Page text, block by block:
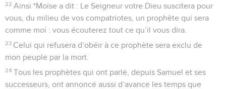
22 Ainsi *Moïse a dit : Le Seigneur votre Dieu suscitera pour
vous, du milieu de vos compatriotes, un prophète qui sera
comme moi : vous écouterez tout ce qu’il vous dira.
23 Celui qui refusera d’obéir à ce prophète sera exclu de
mon peuple par la mort.
24 Tous les prophètes qui ont parlé, depuis Samuel et ses
successeurs, ont annoncé aussi d’avance les temps que